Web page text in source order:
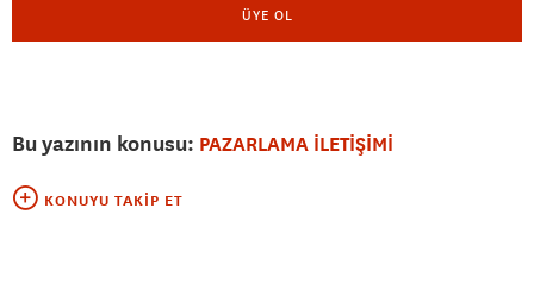
ÜYE OL
Bu yazının konusu: PAZARLAMA İLETİŞİMİ
KONUYU TAKIP ET